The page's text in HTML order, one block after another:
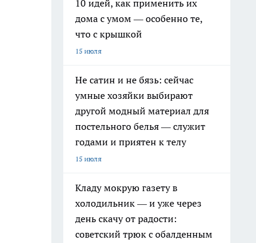
10 идей, как применить их
дома с умом — особенно те,
что с крышкой
15 июля
Не сатин и не бязь: сейчас
умные хозяйки выбирают
другой модный материал для
постельного белья — служит
годами и приятен к телу
15 июля
Кладу мокрую газету в
холодильник — и уже через
день скачу от радости:
советский трюк с обалденным